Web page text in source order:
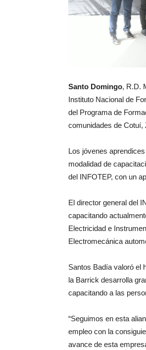
Santo Domingo, R.D.
Instituto Nacional de
del Programa de
comunidades de Cotuí,
Los jóvenes
modalidad de
del INFOTEP, con un
El director general del
capacitando
Electricidad e
Electromecánica
Santos Badía valoró el
la Barrick desarrolla
capacitando a las
“Seguimos en esta
empleo con la
avance de esta